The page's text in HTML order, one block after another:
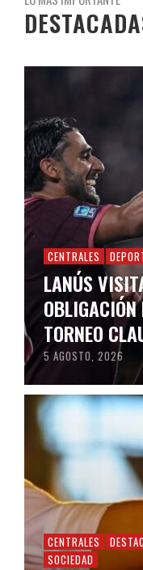
CENTRALES
LANÚS
OBLIGACIÓN
TORNEO
5 AGOSTO, 2026
CENTRALES
SOCIEDAD